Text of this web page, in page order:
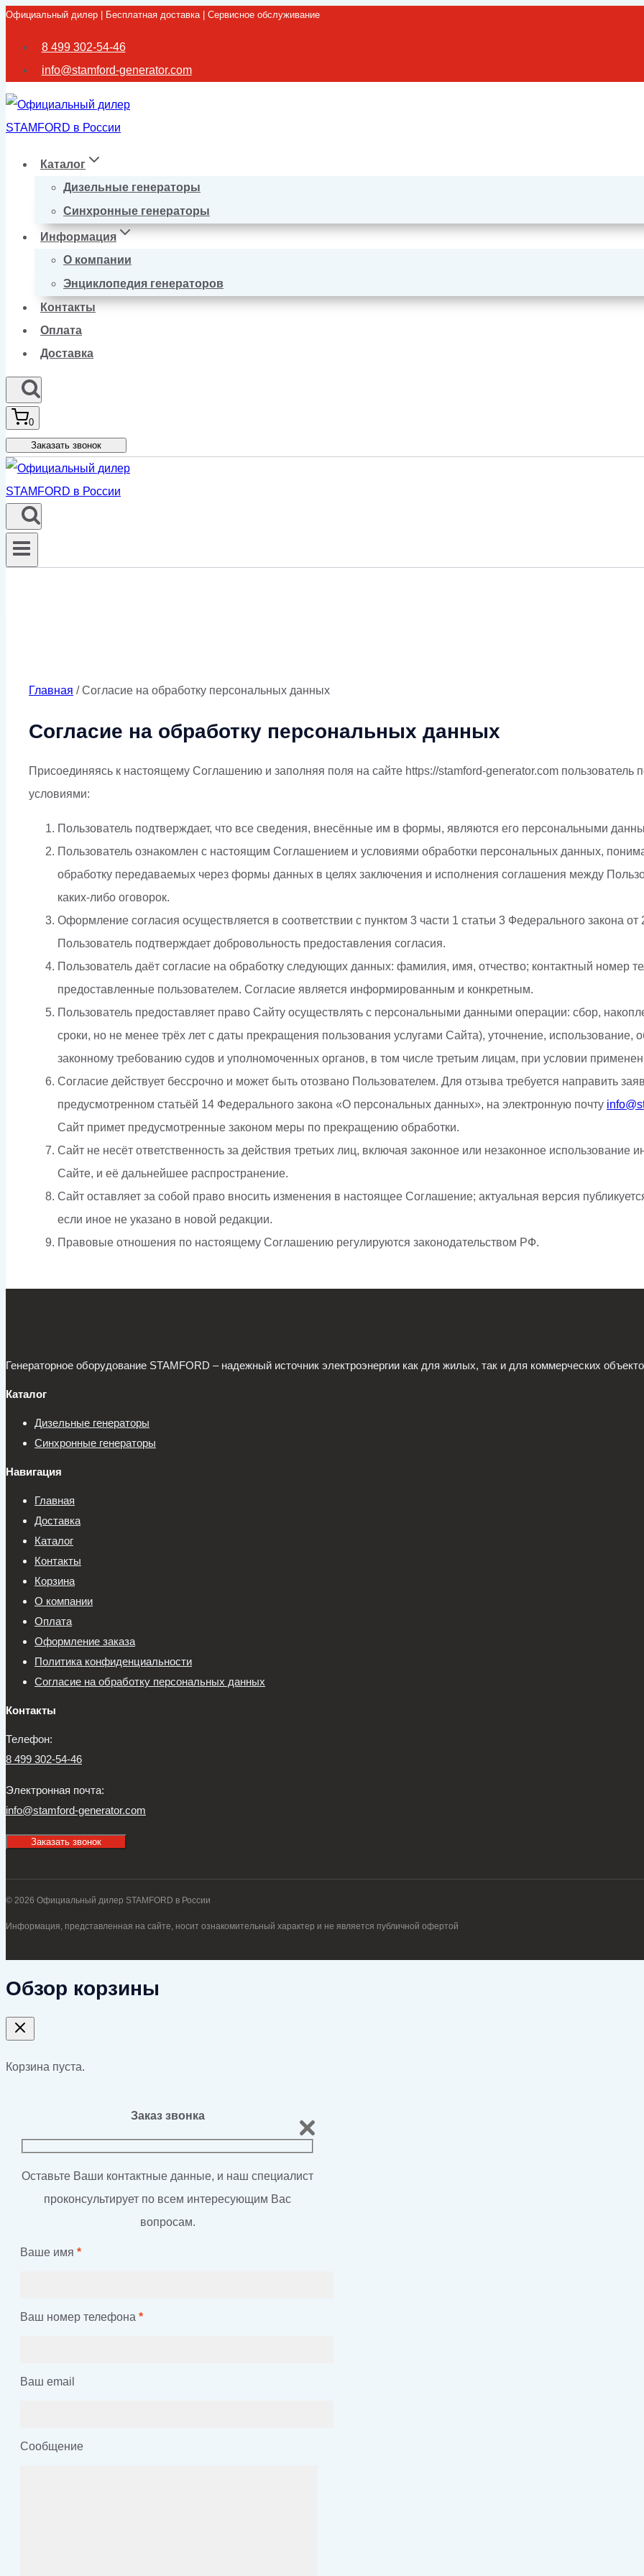
Перейти
Официальный дилер | Бесплатная доставка | Сервисное обслуживание
8 499 302-54-46
info@stamford-generator.com
Каталог
Дизельные генераторы
Синхронные генераторы
Информация
О компании
Энциклопедия генераторов
Контакты
Оплата
Доставка
0
Заказать звонок
Главная / Согласие на обработку персональных данных
Согласие на обработку персональных данных
Присоединяясь к настоящему Соглашению и заполняя поля на сайте https://stamford-generator.com
условиями:
Пользователь подтверждает, что все сведения, внесённые им в формы, являются его персональными
Пользователь ознакомлен с настоящим Соглашением и условиями обработки персональных данных,
обработку передаваемых через формы данных в целях заключения и исполнения соглашения между
каких-либо оговорок.
Оформление согласия осуществляется в соответствии с пунктом 3 части 1 статьи 3 Федерального
Пользователь подтверждает добровольность предоставления согласия.
Пользователь даёт согласие на обработку следующих данных: фамилия, имя, отчество; контактный номер
предоставленные пользователем. Согласие является информированным и конкретным.
Пользователь предоставляет право Сайту осуществлять с персональными данными операции: сбор,
сроки, но не менее трёх лет с даты прекращения пользования услугами Сайта), уточнение, использование,
законному требованию судов и уполномоченных органов, в том числе третьим лицам, при условии
Согласие действует бессрочно и может быть отозвано Пользователем. Для отзыва требуется направить
предусмотренном статьёй 14 Федерального закона «О персональных данных», на электронную почту
Сайт примет предусмотренные законом меры по прекращению обработки.
Сайт не несёт ответственность за действия третьих лиц, включая законное или незаконное
Сайте, и её дальнейшее распространение.
Сайт оставляет за собой право вносить изменения в настоящее Соглашение; актуальная версия
если иное не указано в новой редакции.
Правовые отношения по настоящему Соглашению регулируются законодательством РФ.
Генераторное оборудование STAMFORD – надежный источник электроэнергии как для жилых, так и для коммерческих
Каталог
Дизельные генераторы
Синхронные генераторы
Навигация
Главная
Доставка
Каталог
Контакты
Корзина
О компании
Оплата
Оформление заказа
Политика конфиденциальности
Согласие на обработку персональных данных
Контакты
Телефон:
8 499 302-54-46
Электронная почта:
info@stamford-generator.com
Заказать звонок
© 2026 Официальный дилер STAMFORD в России
Информация, представленная на сайте, носит ознакомительный характер и не является публичной офертой
Обзор корзины
Корзина пуста.
Заказ звонка
Оставьте Ваши контактные данные, и наш специалист
проконсультирует по всем интересующим Вас
вопросам.
Ваше имя *
Ваш номер телефона *
Ваш email
Сообщение